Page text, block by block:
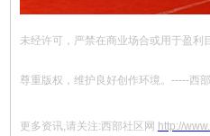
未经许可，严禁在商业场合或用于盈利
尊重版权，维护良好创作环境。-----西
更多资讯,请关注:西部社区网 http://